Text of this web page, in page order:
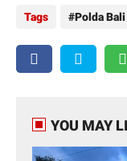
Tags Polda Bali
YOU MAY